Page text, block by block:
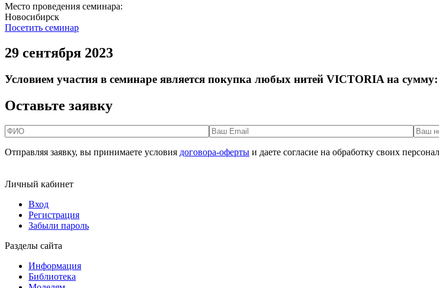
Место проведения семинара:
Новосибирск
Посетить семинар
29 сентября 2023
Условием участия в семинаре является покупка любых нитей VICTORIA на сумму:
Оставьте заявку
Отправляя заявку, вы принимаете условия договора-оферты и даете согласие на обработку своих
Личный кабинет
Вход
Регистрация
Забыли пароль
Разделы сайта
Информация
Библиотека